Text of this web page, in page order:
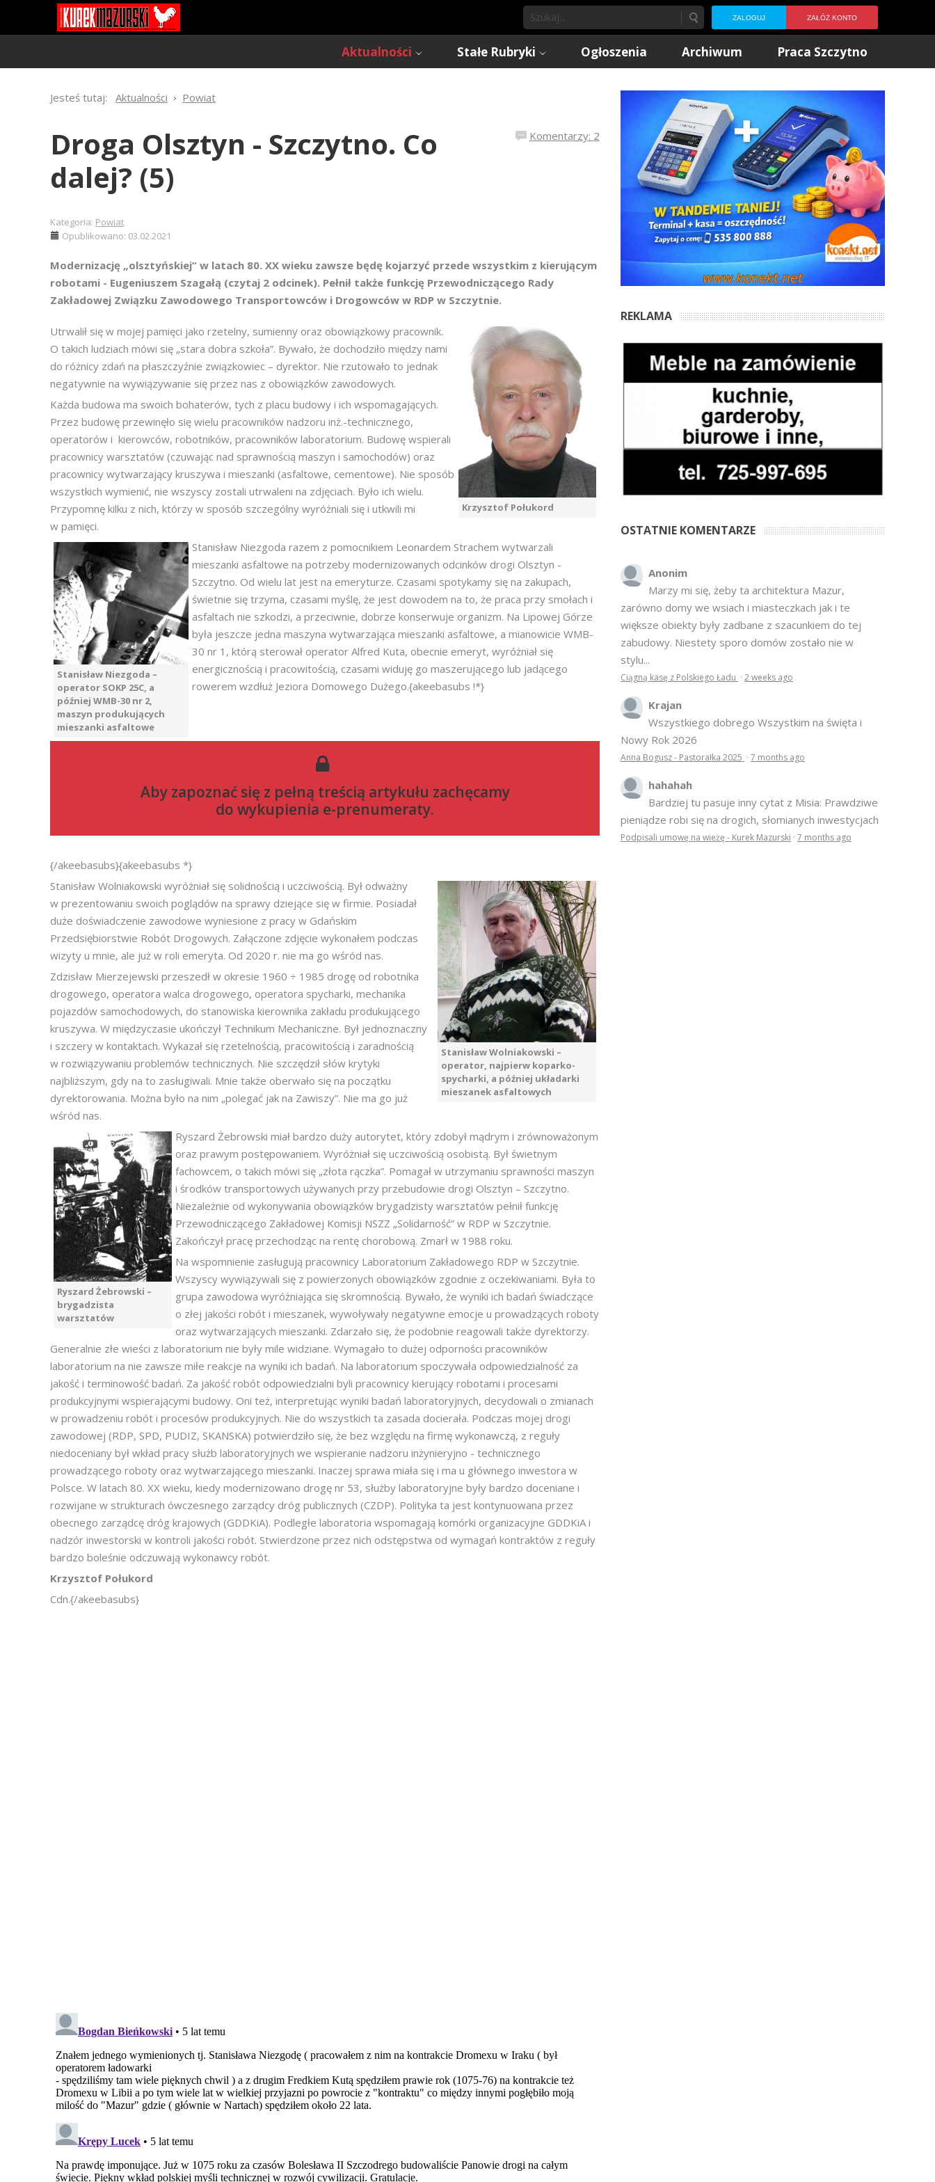
ZALOGUJ ZAŁÓŻ KONTO
Aktualności Stałe Rubryki Ogłoszenia Archiwum Praca Szczytno
Jesteś tutaj: Aktualności Powiat
Komentarzy: 2
Droga Olsztyn - Szczytno. Co
dalej? (5)
Kategoria: Powiat
Opublikowano: 03.02.2021
Modernizację „olsztyńskiej” w latach 80. XX wieku zawsze będę kojarzyć przede wszystkim z kierującym
robotami - Eugeniuszem Szagałą (czytaj 2 odcinek). Pełnił także funkcję Przewodniczącego Rady
Zakładowej Związku Zawodowego Transportowców i Drogowców w RDP w Szczytnie.
Krzysztof Połukord
Utrwalił się w mojej pamięci jako rzetelny, sumienny oraz obowiązkowy pracownik.
O takich ludziach mówi się „stara dobra szkoła”. Bywało, że dochodziło między nami
do różnicy zdań na płaszczyźnie związkowiec – dyrektor. Nie rzutowało to jednak
negatywnie na wywiązywanie się przez nas z obowiązków zawodowych.
Każda budowa ma swoich bohaterów, tych z placu budowy i ich wspomagających.
Przez budowę przewinęło się wielu pracowników nadzoru inż.-technicznego,
operatorów i kierowców, robotników, pracowników laboratorium. Budowę wspierali
pracownicy warsztatów (czuwając nad sprawnością maszyn i samochodów) oraz
pracownicy wytwarzający kruszywa i mieszanki (asfaltowe, cementowe). Nie sposób
wszystkich wymienić, nie wszyscy zostali utrwaleni na zdjęciach. Było ich wielu.
Przypomnę kilku z nich, którzy w sposób szczególny wyróżniali się i utkwili mi
w pamięci.
Stanisław Niezgoda –
operator SOKP 25C, a
później WMB-30 nr 2,
maszyn produkujących
mieszanki asfaltowe
Stanisław Niezgoda razem z pomocnikiem Leonardem Strachem wytwarzali
mieszanki asfaltowe na potrzeby modernizowanych odcinków drogi Olsztyn -
Szczytno. Od wielu lat jest na emeryturze. Czasami spotykamy się na zakupach,
świetnie się trzyma, czasami myślę, że jest dowodem na to, że praca przy smołach i
asfaltach nie szkodzi, a przeciwnie, dobrze konserwuje organizm. Na Lipowej Górze
była jeszcze jedna maszyna wytwarzająca mieszanki asfaltowe, a mianowicie WMB-
30 nr 1, którą sterował operator Alfred Kuta, obecnie emeryt, wyróżniał się
energicznością i pracowitością, czasami widuję go maszerującego lub jadącego
rowerem wzdłuż Jeziora Domowego Dużego.{akeebasubs !*}
Aby zapoznać się z pełną treścią artykułu zachęcamy
do wykupienia e-prenumeraty.
{/akeebasubs}{akeebasubs *}
Stanisław Wolniakowski –
operator, najpierw koparko-
spycharki, a później układarki
mieszanek asfaltowych
Stanisław Wolniakowski wyróżniał się solidnością i uczciwością. Był odważny
w prezentowaniu swoich poglądów na sprawy dziejące się w firmie. Posiadał
duże doświadczenie zawodowe wyniesione z pracy w Gdańskim
Przedsiębiorstwie Robót Drogowych. Załączone zdjęcie wykonałem podczas
wizyty u mnie, ale już w roli emeryta. Od 2020 r. nie ma go wśród nas.
Zdzisław Mierzejewski przeszedł w okresie 1960 ÷ 1985 drogę od robotnika
drogowego, operatora walca drogowego, operatora spycharki, mechanika
pojazdów samochodowych, do stanowiska kierownika zakładu produkującego
kruszywa. W międzyczasie ukończył Technikum Mechaniczne. Był jednoznaczny
i szczery w kontaktach. Wykazał się rzetelnością, pracowitością i zaradnością
w rozwiązywaniu problemów technicznych. Nie szczędził słów krytyki
najbliższym, gdy na to zasługiwali. Mnie także oberwało się na początku
dyrektorowania. Można było na nim „polegać jak na Zawiszy”. Nie ma go już
wśród nas.
Ryszard Żebrowski –
brygadzista
warsztatów
Ryszard Żebrowski miał bardzo duży autorytet, który zdobył mądrym i zrównoważonym
oraz prawym postępowaniem. Wyróżniał się uczciwością osobistą. Był świetnym
fachowcem, o takich mówi się „złota rączka”. Pomagał w utrzymaniu sprawności maszyn
i środków transportowych używanych przy przebudowie drogi Olsztyn – Szczytno.
Niezależnie od wykonywania obowiązków brygadzisty warsztatów pełnił funkcję
Przewodniczącego Zakładowej Komisji NSZZ „Solidarność” w RDP w Szczytnie.
Zakończył pracę przechodząc na rentę chorobową. Zmarł w 1988 roku.
Na wspomnienie zasługują pracownicy Laboratorium Zakładowego RDP w Szczytnie.
Wszyscy wywiązywali się z powierzonych obowiązków zgodnie z oczekiwaniami. Była to
grupa zawodowa wyróżniająca się skromnością. Bywało, że wyniki ich badań świadczące
o złej jakości robót i mieszanek, wywoływały negatywne emocje u prowadzących roboty
oraz wytwarzających mieszanki. Zdarzało się, że podobnie reagowali także dyrektorzy.
Generalnie złe wieści z laboratorium nie były mile widziane. Wymagało to dużej odporności pracowników
laboratorium na nie zawsze miłe reakcje na wyniki ich badań. Na laboratorium spoczywała odpowiedzialność za
jakość i terminowość badań. Za jakość robót odpowiedzialni byli pracownicy kierujący robotami i procesami
produkcyjnymi wspierającymi budowy. Oni też, interpretując wyniki badań laboratoryjnych, decydowali o zmianach
w prowadzeniu robót i procesów produkcyjnych. Nie do wszystkich ta zasada docierała. Podczas mojej drogi
zawodowej (RDP, SPD, PUDIZ, SKANSKA) potwierdziło się, że bez względu na firmę wykonawczą, z reguły
niedoceniany był wkład pracy służb laboratoryjnych we wspieranie nadzoru inżynieryjno - technicznego
prowadzącego roboty oraz wytwarzającego mieszanki. Inaczej sprawa miała się i ma u głównego inwestora w
Polsce. W latach 80. XX wieku, kiedy modernizowano drogę nr 53, służby laboratoryjne były bardzo doceniane i
rozwijane w strukturach ówczesnego zarządcy dróg publicznych (CZDP). Polityka ta jest kontynuowana przez
obecnego zarządcę dróg krajowych (GDDKiA). Podległe laboratoria wspomagają komórki organizacyjne GDDKiA i
nadzór inwestorski w kontroli jakości robót. Stwierdzone przez nich odstępstwa od wymagań kontraktów z reguły
bardzo boleśnie odczuwają wykonawcy robót.
Krzysztof Połukord
Cdn.{/akeebasubs}
REKLAMA
OSTATNIE KOMENTARZE
Anonim
Marzy mi się, żeby ta architektura Mazur,
zarówno domy we wsiach i miasteczkach jak i te
większe obiekty były zadbane z szacunkiem do tej
zabudowy. Niestety sporo domów zostało nie w
stylu...
Ciągną kasę z Polskiego Ładu · 2 weeks ago
Krajan
Wszystkiego dobrego Wszystkim na święta i
Nowy Rok 2026
Anna Bogusz - Pastorałka 2025 · 7 months ago
hahahah
Bardziej tu pasuje inny cytat z Misia: Prawdziwe
pieniądze robi się na drogich, słomianych inwestycjach
Podpisali umowę na wieżę - Kurek Mazurski · 7 months ago